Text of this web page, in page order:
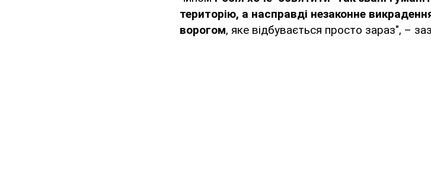
територію, а насправді незаконне
ворогом, яке відбувається просто зараз", –